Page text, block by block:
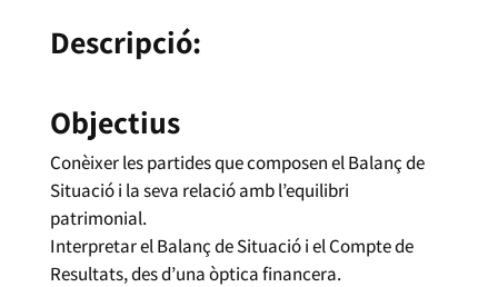
Descripció:
Objectius
Conèixer les partides que composen el Balanç de
Situació i la seva relació amb l’equilibri
patrimonial.
Interpretar el Balanç de Situació i el Compte de
Resultats, des d’una òptica financera.